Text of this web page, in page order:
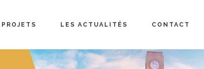
LES ACTUALITÉS CONTACT